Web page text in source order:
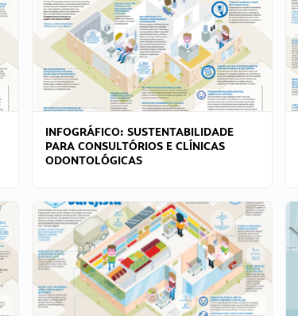
INFOGRÁFICO: SUSTENTABILIDADE
PARA CONSULTÓRIOS E CLÍNICAS
ODONTOLÓGICAS